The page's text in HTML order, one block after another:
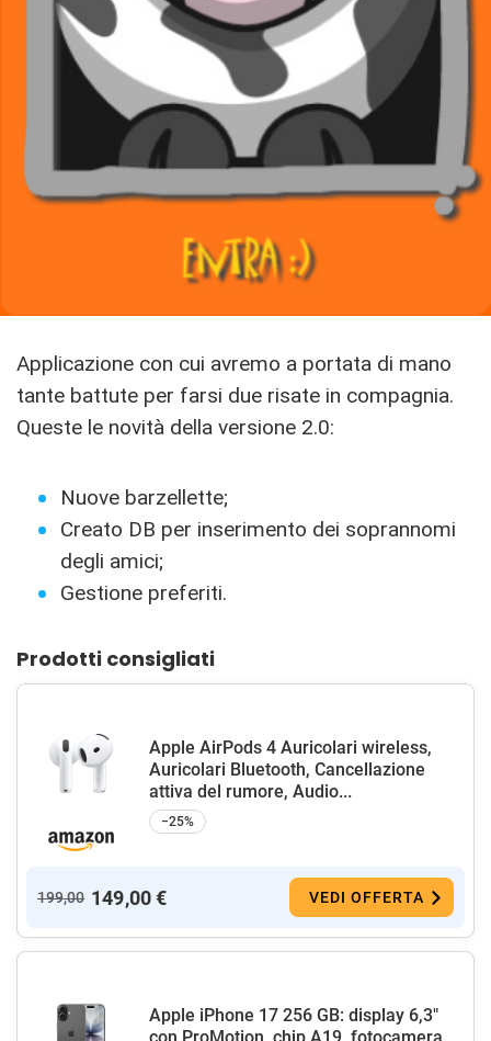
Applicazione con cui avremo a portata di mano
tante battute per farsi due risate in compagnia.
Queste le novità della versione 2.0:
Nuove barzellette;
Creato DB per inserimento dei soprannomi
degli amici;
Gestione preferiti.
Prodotti consigliati
Apple AirPods 4 Auricolari wireless,
Auricolari Bluetooth, Cancellazione
attiva del rumore, Audio...
−25%
199,00 149,00 € VEDI OFFERTA
Apple iPhone 17 256 GB: display 6,3"